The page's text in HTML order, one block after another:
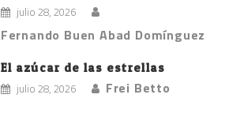
julio 28, 2026
Fernando Buen Abad Domínguez
El azúcar de las estrellas
julio 28, 2026 Frei Betto